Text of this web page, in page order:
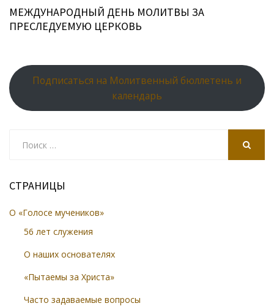
МЕЖДУНАРОДНЫЙ ДЕНЬ МОЛИТВЫ ЗА
ПРЕСЛЕДУЕМУЮ ЦЕРКОВЬ
Подписаться на Молитвенный бюллетень и
календарь
СТРАНИЦЫ
О «Голосе мучеников»
56 лет служения
О наших основателях
«Пытаемы за Христа»
Часто задаваемые вопросы